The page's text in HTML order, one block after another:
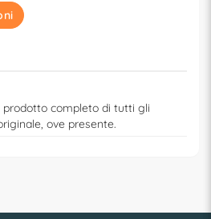
prodotto completo di tutti gli
ove presente.